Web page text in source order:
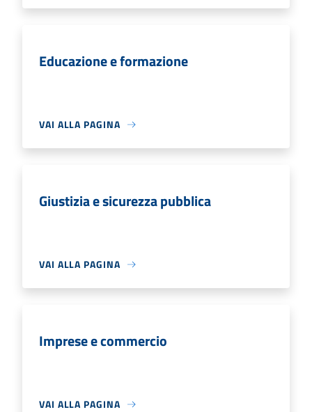
Educazione e formazione
VAI ALLA PAGINA
Giustizia e sicurezza pubblica
VAI ALLA PAGINA
Imprese e commercio
VAI ALLA PAGINA